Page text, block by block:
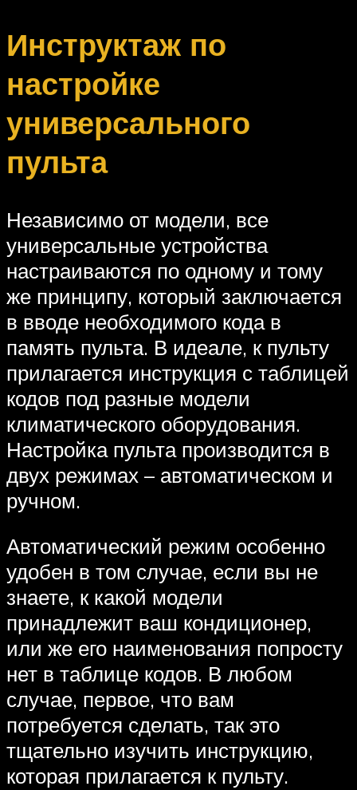
Инструктаж по
настройке
универсального
пульта
Независимо от модели, все
универсальные устройства
настраиваются по одному и тому
же принципу, который заключается
в вводе необходимого кода в
память пульта. В идеале, к пульту
прилагается инструкция с таблицей
кодов под разные модели
климатического оборудования.
Настройка пульта производится в
двух режимах – автоматическом и
ручном.
Автоматический режим особенно
удобен в том случае, если вы не
знаете, к какой модели
принадлежит ваш кондиционер,
или же его наименования попросту
нет в таблице кодов. В любом
случае, первое, что вам
потребуется сделать, так это
тщательно изучить инструкцию,
которая прилагается к пульту.